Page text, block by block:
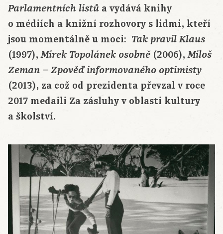
Parlamentních listů a vydává knihy
o médiích a knižní rozhovory s lidmi, kteří
jsou momentálně u moci: Tak pravil Klaus
(1997),Mirek Topolánek osobně (2006),Miloš
Zeman – Zpověď informovaného optimisty
(2013), za což od prezidenta převzal v roce
2017 medaili Za zásluhy v oblasti kultury
a školství.